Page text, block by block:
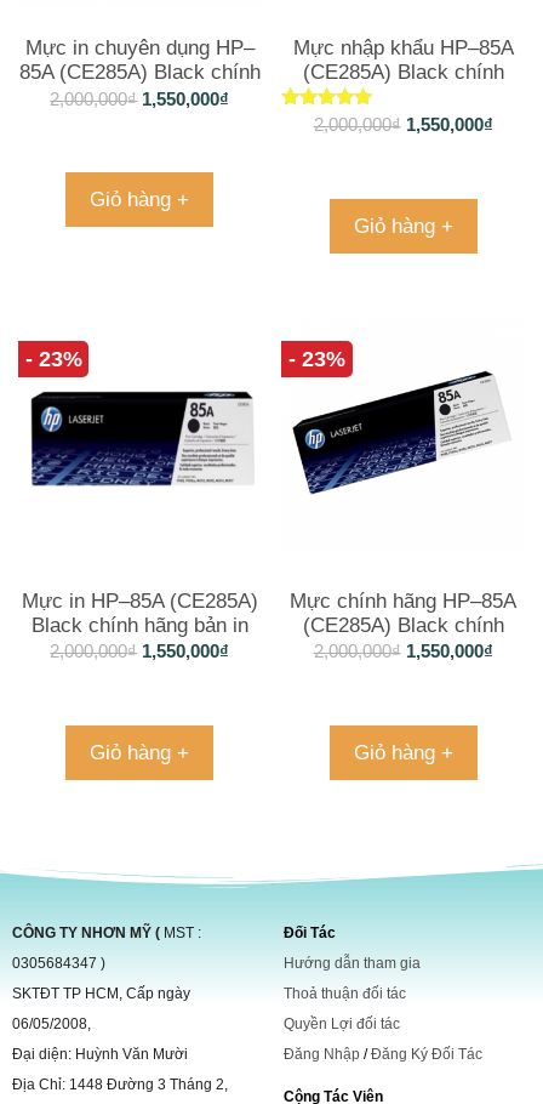
Mực in chuyên dụng HP–
85A (CE285A) Black chính
hãng bản in đẹp, rõ nét
2,000,000₫ 1,550,000₫
Giỏ hàng +
Mực nhập khẩu HP–85A
(CE285A) Black chính
hãng bản in đẹp, rõ nét
Được xếp
hạng
2,000,000₫ 1,550,000₫
Giỏ hàng +
- 23%
Mực in HP–85A (CE285A)
Black chính hãng bản in
đẹp, rõ nét
2,000,000₫ 1,550,000₫
Giỏ hàng +
- 23%
Mực chính hãng HP–85A
(CE285A) Black chính
hãng bản in đẹp, rõ nét
2,000,000₫ 1,550,000₫
Giỏ hàng +
CÔNG TY NHƠN MỸ ( MST :
0305684347 )
SKTĐT TP HCM, Cấp ngày
06/05/2008,
Đại diện: Huỳnh Văn Mười
Địa Chỉ: 1448 Đường 3 Tháng 2,
Đối Tác
Hướng dẫn tham gia
Thoả thuận đối tác
Quyền Lợi đối tác
Đăng Nhập /Đăng Ký Đối Tác
Cộng Tác Viên